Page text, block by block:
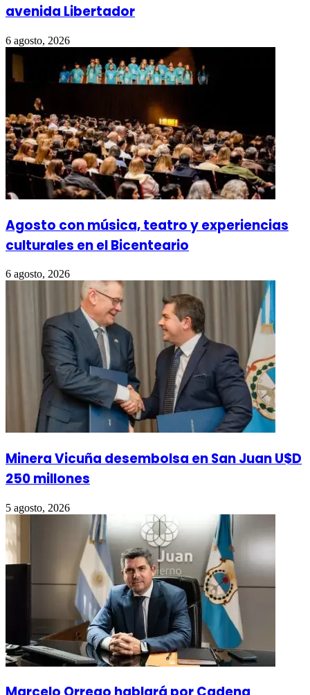
avenida Libertador
6 agosto, 2026
Agosto con música, teatro y experiencias
culturales en el Bicenteario
6 agosto, 2026
Minera Vicuña desembolsa en San Juan U$D
250 millones
5 agosto, 2026